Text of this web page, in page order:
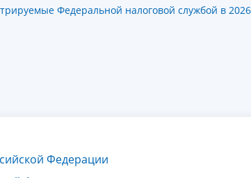
Федеральной налоговой службой в 2026
Федерации